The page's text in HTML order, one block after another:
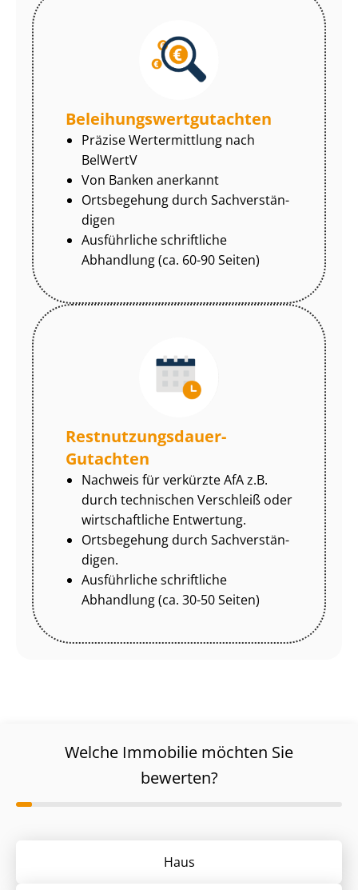
Be­lei­hungs­wert­gut­ach­ten
Präzise Wertermittlung nach
BelWertV
Von Banken anerkannt
Ortsbegehung durch Sach­ver­stän­
di­gen
Ausführliche schriftliche
Abhandlung (ca. 60-90 Seiten)
Rest­nut­zungs­dau­er-
Gutachten
Nachweis für verkürzte AfA z.B.
durch technischen Verschleiß oder
wirtschaftliche Entwertung.
Ortsbegehung durch Sach­ver­stän­
di­gen.
Ausführliche schriftliche
Abhandlung (ca. 30-50 Seiten)
Welche Immobilie möchten Sie
bewerten?
Haus